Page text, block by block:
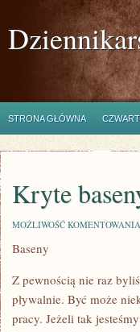
STRONA GŁÓWNA
Kryte
MOŻLIWOŚĆ KOMENTOWANIA
Baseny
Z pewnością nie raz
pływalnie. Być może
pracy. Jeżeli tak